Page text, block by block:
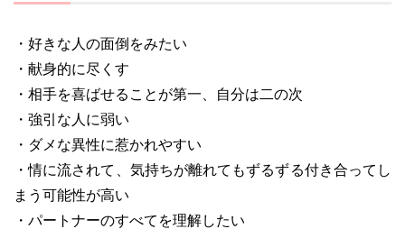
・好きな人の面倒をみたい
・献身的に尽くす
・相手を喜ばせることが第一、自分は二の次
・強引な人に弱い
・ダメな異性に惹かれやすい
・情に流されて、気持ちが離れてもずるずる付き合ってし
まう可能性が高い
・パートナーのすべてを理解したい